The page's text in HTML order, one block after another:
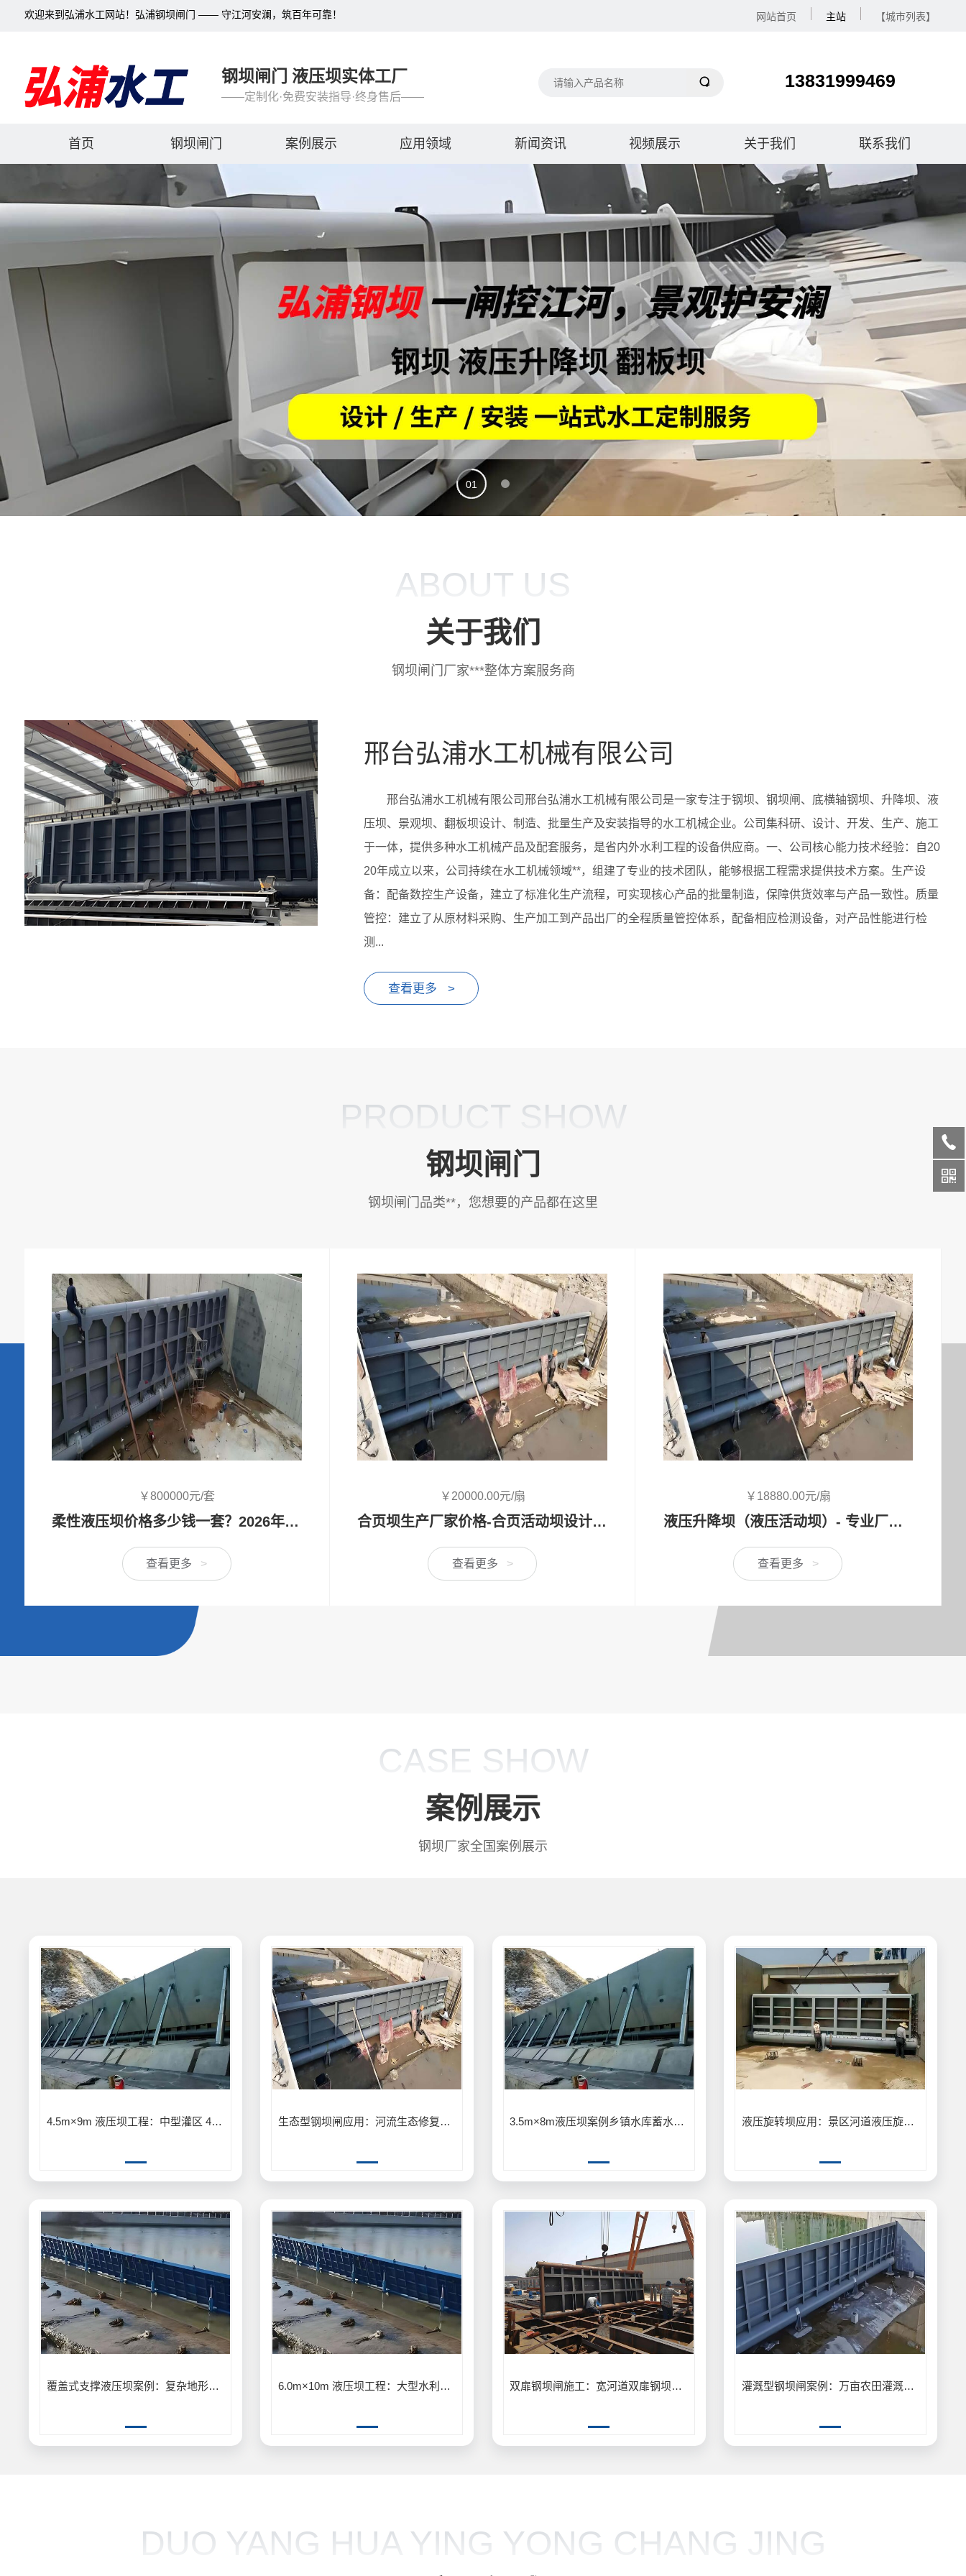
欢迎来到弘浦水工网站！弘浦钢坝闸门 —— 守江河安澜，筑百年可靠！ 网站首页 主站 【城市列表】
钢坝闸门 液压坝实体工厂
——定制化·免费安装指导·终身售后——
13831999469
首页 钢坝闸门 案例展示 应用领域 新闻资讯 视频展示 关于我们 联系我们
01
ABOUT US
关于我们
钢坝闸门厂家***整体方案服务商
邢台弘浦水工机械有限公司
邢台弘浦水工机械有限公司邢台弘浦水工机械有限公司是一家专注于钢坝、钢坝闸、底横轴钢坝、升降坝、液
压坝、景观坝、翻板坝设计、制造、批量生产及安装指导的水工机械企业。公司集科研、设计、开发、生产、施工
于一体，提供多种水工机械产品及配套服务，是省内外水利工程的设备供应商。一、公司核心能力技术经验：自20
20年成立以来，公司持续在水工机械领域**，组建了专业的技术团队，能够根据工程需求提供技术方案。生产设
备：配备数控生产设备，建立了标准化生产流程，可实现核心产品的批量制造，保障供货效率与产品一致性。质量
管控：建立了从原材料采购、生产加工到产品出厂的全程质量管控体系，配备相应检测设备，对产品性能进行检
测...
查看更多 >
PRODUCT SHOW
钢坝闸门
钢坝闸门品类**，您想要的产品都在这里
￥20000.00元/扇
合页坝生产厂家价格-合页活动坝设计安装方案定制
查看更多 >
￥18880.00元/扇
液压升降坝（液压活动坝）- 专业厂家定制生产,用于河道/防汛工程
查看更多 >
￥80000.00元/扇
液压升降坝是什么？多少钱一套？
查看更多 >
CASE SHOW
案例展示
钢坝厂家全国案例展示
4.5m×9m 液压坝工程：中型灌区 4.5m×9m 液压坝输水灌溉工程案例 生态型钢坝闸应用：河流生态修复生态型钢坝闸保护生物多样性案例 3.5m×8m液压坝案例乡镇水库蓄水保障应用 液压旋转坝应用：景区河道液压旋转坝景观与泄洪工程
覆盖式支撑液压坝案例：复杂地形覆盖式支撑液压坝安装应用 6.0m×10m 液压坝工程：大型水利枢纽 6.0m×10m 液压坝建设应用 双扉钢坝闸施工：宽河道双扉钢坝闸分段启闭防洪工程应用 灌溉型钢坝闸案例：万亩农田灌溉型钢坝闸节水供水工程
DUO YANG HUA YING YONG CHANG JING